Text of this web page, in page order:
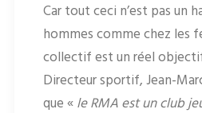
Car tout ceci n’est pas un
hommes comme chez les
collectif est un réel
Directeur sportif, Jean-
que «le RMA est un club